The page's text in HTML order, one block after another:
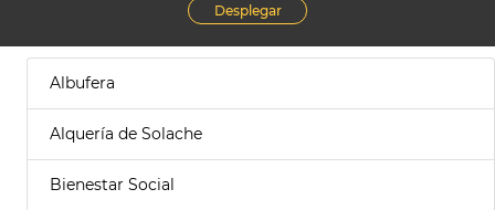
Desplegar
Albufera
Alquería de Solache
Bienestar Social